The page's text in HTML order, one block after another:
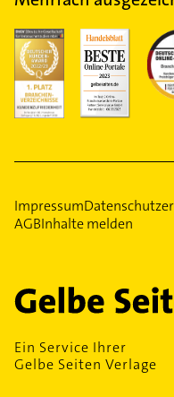
Impressum
AGBInhalte melden
Ein Service Ihrer
Gelbe Seiten Verlage